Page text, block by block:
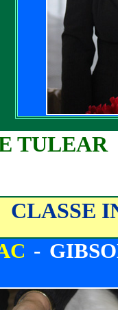
TULEAR
CLASSE
-